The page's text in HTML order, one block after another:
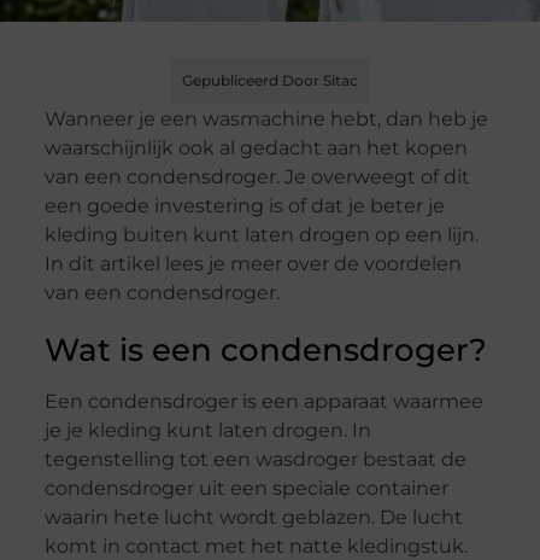
Gepubliceerd Door Sitac
Wanneer je een wasmachine hebt, dan heb je
waarschijnlijk ook al gedacht aan het kopen
van een condensdroger. Je overweegt of dit
een goede investering is of dat je beter je
kleding buiten kunt laten drogen op een lijn.
In dit artikel lees je meer over de voordelen
van een condensdroger.
Wat is een condensdroger?
Een condensdroger is een apparaat waarmee
je je kleding kunt laten drogen. In
tegenstelling tot een wasdroger bestaat de
condensdroger uit een speciale container
waarin hete lucht wordt geblazen. De lucht
komt in contact met het natte kledingstuk.